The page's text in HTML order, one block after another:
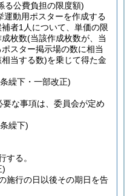
る公費負担の限度額)
運動用ポスターを作成する
者1人について、単価の限
枚数(当該作成枚数が、当
スター掲示場の数に相当
当する数)を乗じて得た金
繰下・一部改正)
な事項は、委員会が定め
繰下)
する。
)
施行の日以後その期日を告